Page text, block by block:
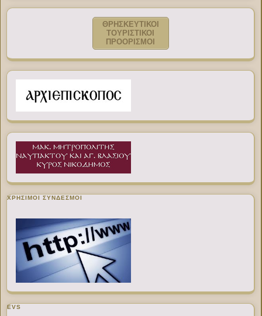
ΘΡΗΣΚΕΥΤΙΚΟΙ
ΤΟΥΡΙΣΤΙΚΟΙ
ΠΡΟΟΡΙΣΜΟΙ
ΧΡΉΣΙΜΟΙ ΣΎΝΔΕΣΜΟΙ
EVS